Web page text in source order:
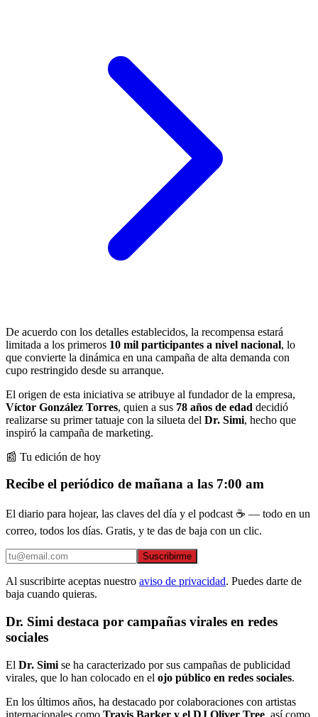
De acuerdo con los detalles establecidos, la recompensa estará
limitada a los primeros 10 mil participantes a nivel nacional, lo
que convierte la dinámica en una campaña de alta demanda con
cupo restringido desde su arranque.
El origen de esta iniciativa se atribuye al fundador de la empresa,
Víctor González Torres, quien a sus 78 años de edad decidió
realizarse su primer tatuaje con la silueta del Dr. Simi, hecho que
inspiró la campaña de marketing.
📰 Tu edición de hoy
Recibe el periódico de mañana a las 7:00 am
El diario para hojear, las claves del día y el podcast ☕ — todo en un
correo, todos los días. Gratis, y te das de baja con un clic.
Suscribirme
Al suscribirte aceptas nuestro aviso de privacidad. Puedes darte de
baja cuando quieras.
Dr. Simi destaca por campañas virales en redes
sociales
El Dr. Simi se ha caracterizado por sus campañas de publicidad
virales, que lo han colocado en el ojo público en redes sociales.
En los últimos años, ha destacado por colaboraciones con artistas
internacionales como Travis Barker y el DJ Oliver Tree , así como